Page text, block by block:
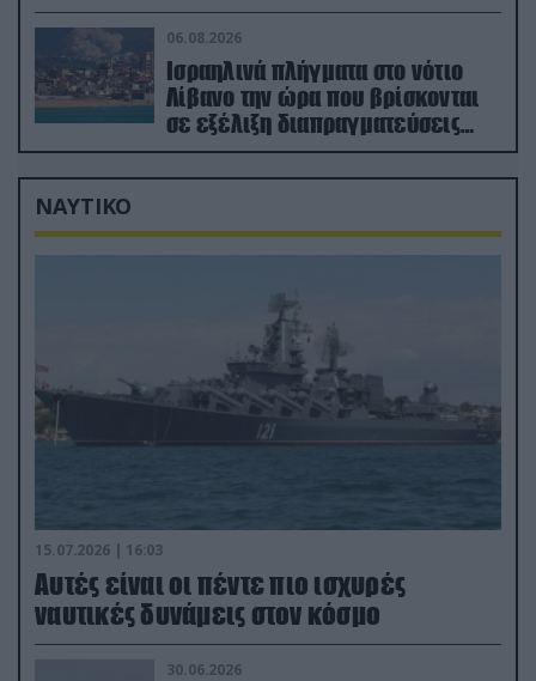
(βίντεο)
06.08.2026
Ισραηλινά πλήγματα στο νότιο
Λίβανο την ώρα που βρίσκονται
σε εξέλιξη διαπραγματεύσεις
στην Ρώμη
ΝΑΥΤΙΚΟ
15.07.2026 | 16:03
Aυτές είναι οι πέντε πιο ισχυρές
ναυτικές δυνάμεις στον κόσμο
30.06.2026